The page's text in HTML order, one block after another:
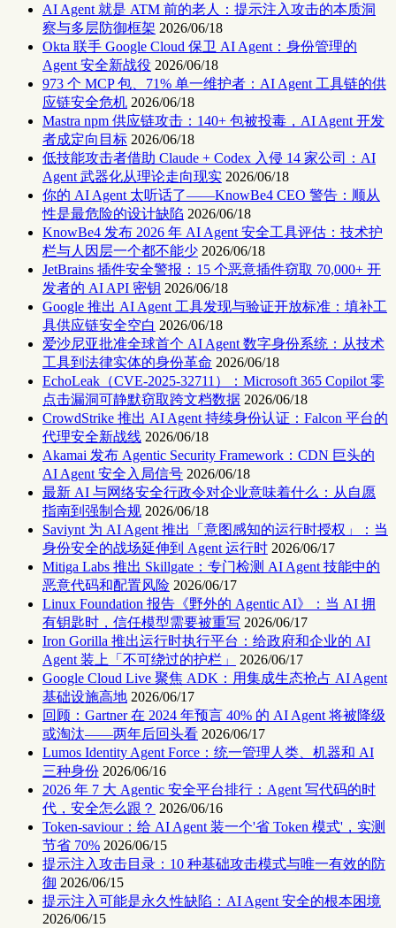
AI Agent 就是 ATM 前的老人：提示注入攻击的本质洞
察与多层防御框架 2026/06/18
Okta 联手 Google Cloud 保卫 AI Agent：身份管理的
Agent 安全新战役 2026/06/18
973 个 MCP 包、71% 单一维护者：AI Agent 工具链的供
应链安全危机 2026/06/18
Mastra npm 供应链攻击：140+ 包被投毒，AI Agent 开发
者成定向目标 2026/06/18
低技能攻击者借助 Claude + Codex 入侵 14 家公司：AI
Agent 武器化从理论走向现实 2026/06/18
你的 AI Agent 太听话了——KnowBe4 CEO 警告：顺从
性是最危险的设计缺陷 2026/06/18
KnowBe4 发布 2026 年 AI Agent 安全工具评估：技术护
栏与人因层一个都不能少 2026/06/18
JetBrains 插件安全警报：15 个恶意插件窃取 70,000+ 开
发者的 AI API 密钥 2026/06/18
Google 推出 AI Agent 工具发现与验证开放标准：填补工
具供应链安全空白 2026/06/18
爱沙尼亚批准全球首个 AI Agent 数字身份系统：从技术
工具到法律实体的身份革命 2026/06/18
EchoLeak（CVE-2025-32711）：Microsoft 365 Copilot 零
点击漏洞可静默窃取跨文档数据 2026/06/18
CrowdStrike 推出 AI Agent 持续身份认证：Falcon 平台的
代理安全新战线 2026/06/18
Akamai 发布 Agentic Security Framework：CDN 巨头的
AI Agent 安全入局信号 2026/06/18
最新 AI 与网络安全行政令对企业意味着什么：从自愿
指南到强制合规 2026/06/18
Saviynt 为 AI Agent 推出「意图感知的运行时授权」：当
身份安全的战场延伸到 Agent 运行时 2026/06/17
Mitiga Labs 推出 Skillgate：专门检测 AI Agent 技能中的
恶意代码和配置风险 2026/06/17
Linux Foundation 报告《野外的 Agentic AI》：当 AI 拥
有钥匙时，信任模型需要被重写 2026/06/17
Iron Gorilla 推出运行时执行平台：给政府和企业的 AI
Agent 装上「不可绕过的护栏」
2026/06/17
Google Cloud Live 聚焦 ADK：用集成生态抢占 AI Agent
基础设施高地 2026/06/17
回顾：Gartner 在 2024 年预言 40% 的 AI Agent 将被降级
或淘汰——两年后回头看 2026/06/17
Lumos Identity Agent Force：统一管理人类、机器和 AI
三种身份 2026/06/16
2026 年 7 大 Agentic 安全平台排行：Agent 写代码的时
代，安全怎么跟？ 2026/06/16
Token-saviour：给 AI Agent 装一个'省 Token 模式'，实测
节省 70% 2026/06/15
提示注入攻击目录：10 种基础攻击模式与唯一有效的防
御 2026/06/15
提示注入可能是永久性缺陷：AI Agent 安全的根本困境
2026/06/15